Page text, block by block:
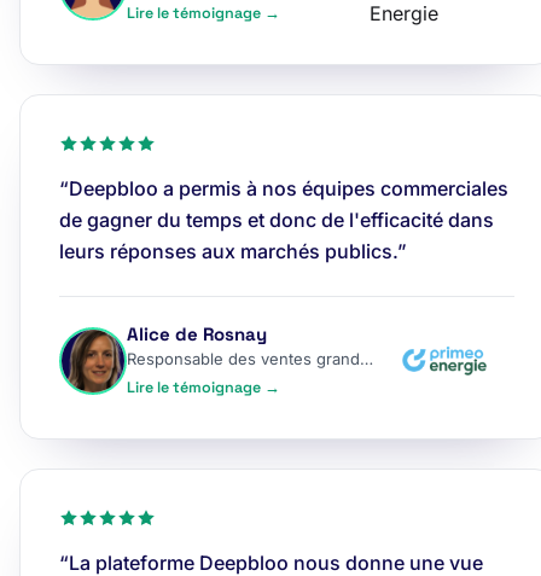
Lire le témoignage →
“Deepbloo a permis à nos équipes commerciales
de gagner du temps et donc de l'efficacité dans
leurs réponses aux marchés publics.”
Alice de Rosnay
Responsable des ventes grands comptes
Lire le témoignage →
“La plateforme Deepbloo nous donne une vue